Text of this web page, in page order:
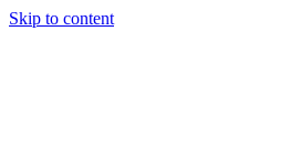
Skip to content